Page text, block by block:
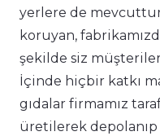
yerlere de
koruyan,
şekilde siz
İçinde hiçbir katkı
gıdalar firmamız
üretilerek depolanıp